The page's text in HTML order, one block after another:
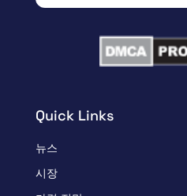
Quick Links
뉴스
시장